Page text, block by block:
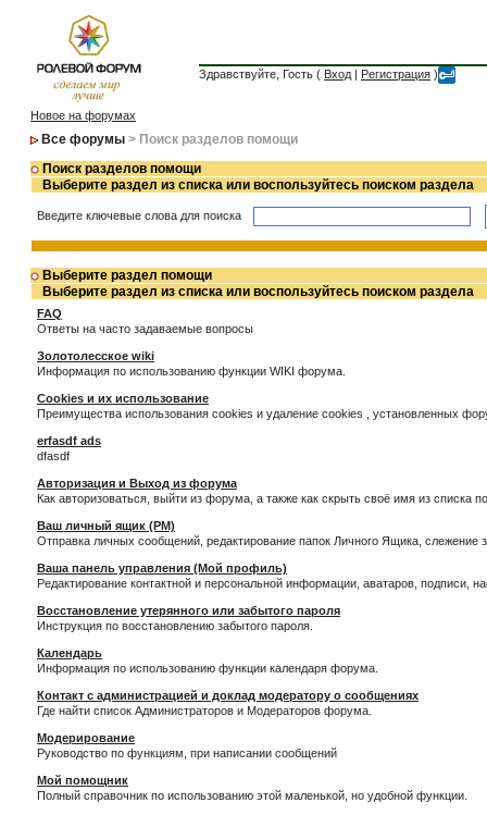
Здравствуйте, Гость ( Вход | Регистрация )
Новое на форумах
Все форумы > Поиск разделов помощи
Поиск разделов помощи
Выберите раздел из списка или воспользуйтесь поиском раздела
Введите ключевые слова для поиска
Выберите раздел помощи
Выберите раздел из списка или воспользуйтесь поиском раздела
FAQ
Ответы на часто задаваемые вопросы
Золотолесское wiki
Информация по использованию функции WIKI форума.
Cookies и их использование
Преимущества использования cookies и удаление cookies , установленных
erfasdf ads
dfasdf
Авторизация и Выход из форума
Как авторизоваться, выйти из форума, а также как скрыть своё имя из списка
Ваш личный ящик (PM)
Отправка личных сообщений, редактирование папок Личного Ящика,
Ваша панель управления (Мой профиль)
Редактирование контактной и персональной информации, аватаров,
Восстановление утерянного или забытого пароля
Инструкция по восстановлению забытого пароля.
Календарь
Информация по использованию функции календаря форума.
Контакт с администрацией и доклад модератору о сообщениях
Где найти список Администраторов и Модераторов форума.
Модерирование
Руководство по функциям, при написании сообщений
Мой помощник
Полный справочник по использованию этой маленькой, но удобной функции.